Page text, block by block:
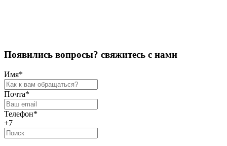
Появились вопросы? свяжитесь с нами
Имя*
Почта*
Телефон*
+7